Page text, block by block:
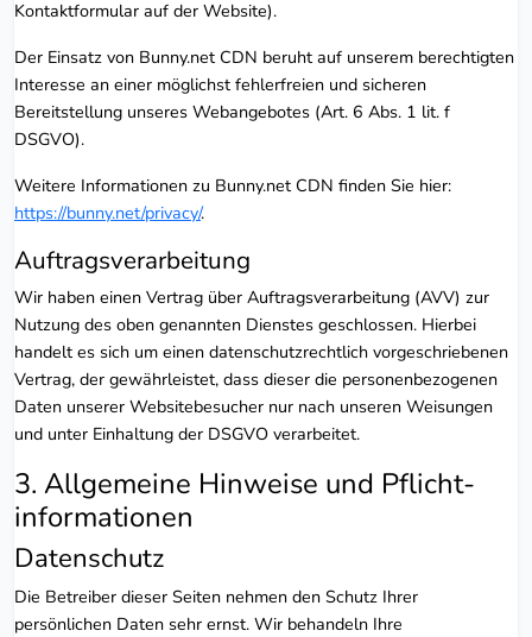
Kontaktformular auf der Website).
Der Einsatz von Bunny.net CDN beruht auf unserem berechtigten
Interesse an einer möglichst fehlerfreien und sicheren
Bereitstellung unseres Webangebotes (Art. 6 Abs. 1 lit. f
DSGVO).
Weitere Informationen zu Bunny.net CDN finden Sie hier:
https://bunny.net/privacy/.
Auftragsverarbeitung
Wir haben einen Vertrag über Auftragsverarbeitung (AVV) zur
Nutzung des oben genannten Dienstes geschlossen. Hierbei
handelt es sich um einen datenschutzrechtlich vorgeschriebenen
Vertrag, der gewährleistet, dass dieser die personenbezogenen
Daten unserer Websitebesucher nur nach unseren Weisungen
und unter Einhaltung der DSGVO verarbeitet.
3. Allgemeine Hinweise und Pflicht­
informationen
Datenschutz
Die Betreiber dieser Seiten nehmen den Schutz Ihrer
persönlichen Daten sehr ernst. Wir behandeln Ihre